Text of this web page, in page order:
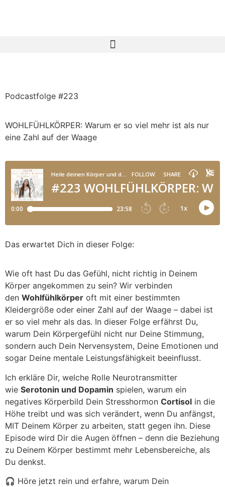
Podcastfolge #223
WOHLFÜHLKÖRPER: Warum er so viel mehr ist als nur
eine Zahl auf der Waage
Das erwartet Dich in dieser Folge:
Wie oft hast Du das Gefühl, nicht richtig in Deinem
Körper angekommen zu sein? Wir verbinden
den Wohlfühlkörper oft mit einer bestimmten
Kleidergröße oder einer Zahl auf der Waage – dabei ist
er so viel mehr als das. In dieser Folge erfährst Du,
warum Dein Körpergefühl nicht nur Deine Stimmung,
sondern auch Dein Nervensystem, Deine Emotionen und
sogar Deine mentale Leistungsfähigkeit beeinflusst.
Ich erkläre Dir, welche Rolle Neurotransmitter
wie Serotonin und Dopamin spielen, warum ein
negatives Körperbild Dein Stresshormon Cortisol in die
Höhe treibt und was sich verändert, wenn Du anfängst,
MIT Deinem Körper zu arbeiten, statt gegen ihn. Diese
Episode wird Dir die Augen öffnen – denn die Beziehung
zu Deinem Körper bestimmt mehr Lebensbereiche, als
Du denkst.
🎧 Höre jetzt rein und erfahre, warum Dein